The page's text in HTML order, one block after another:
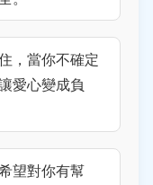
，當你不確定
愛心變成負
望對你有幫